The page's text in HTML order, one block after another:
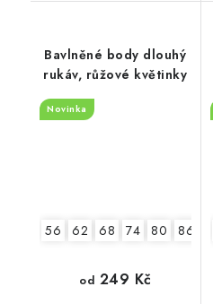
Bavlněné body dlouhý
rukáv, růžové květinky
Novinka
56 62 68 74 80 86
od 249 Kč